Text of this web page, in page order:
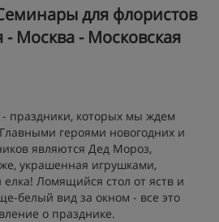
для флористов
Москва - Московская
праздники, которых мы ждем
героями новогодних и
являются Дед Мороз,
украшенная игрушками,
Ломящийся стол от яств и
белый вид за окном - все это
о празднике.